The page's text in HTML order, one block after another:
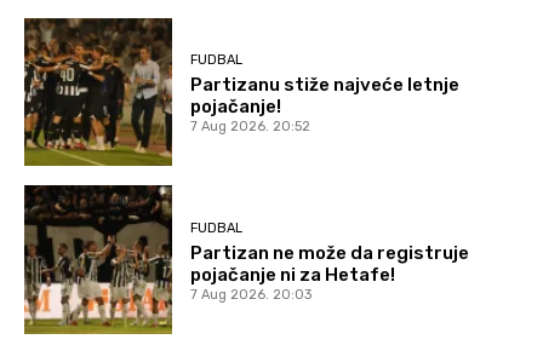
FUDBAL
Partizanu stiže najveće letnje
pojačanje!
7 Aug 2026. 20:52
FUDBAL
Partizan ne može da registruje
pojačanje ni za Hetafe!
7 Aug 2026. 20:03